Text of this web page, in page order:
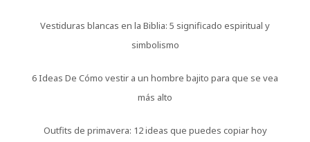
Vestiduras blancas en la Biblia: 5 significado espiritual y
simbolismo
6 Ideas De Cómo vestir a un hombre bajito para que se vea
más alto
Outfits de primavera: 12 ideas que puedes copiar hoy